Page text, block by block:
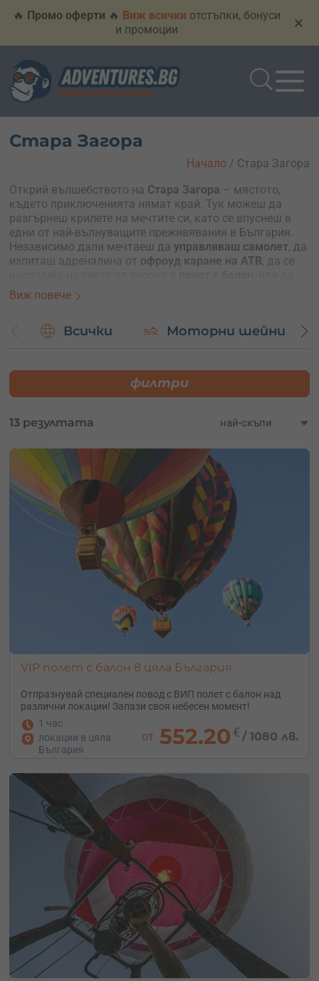
🔥 Промо оферти 🔥 Виж всички отстъпки, бонуси
и промоции
×
Стара Загора
Открий вълшебството на Стара Загора – мястото,
където приключенията нямат край. Тук можеш да
разгърнеш крилете на мечтите си, като се впуснеш в
едни от най-вълнуващите преживявания в България.
Независимо дали мечтаеш да управляваш самолет, да
изпиташ адреналина от офроуд каране на АТВ, да се
изпиташ свободата с
те кани да превърнеш мечтите си в реалност.
Не пропускай шанса да подариш на себе си или на
помниш завинаги.
Виж повече
Начало / Стара Загора
Всички Моторни шейни
филтри
13 резултата
VIP полет с балон в цяла България
Отпразнувай специален повод с ВИП полет с балон над
различни локации! Запази своя небесен момент!
1 час
локации в цяла
България
от 552.20 € /1080 лв.